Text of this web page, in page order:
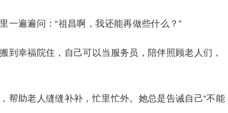
一遍遍问：“祖昌啊，我还能再做些什么？”
到幸福院住，自己可以当服务员，陪伴照顾老人们，
帮助老人缝缝补补，忙里忙外。她总是告诫自己“不能